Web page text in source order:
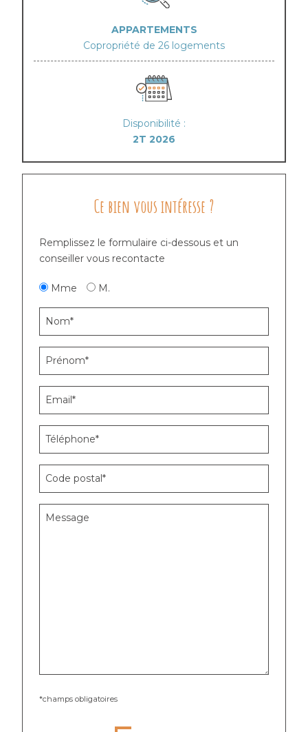
APPARTEMENTS
Copropriété de 26 logements
Disponibilité :
2T 2026
Ce bien vous intéresse ?
Remplissez le formulaire ci-dessous et un
conseiller vous recontacte
Mme M.
*champs obligatoires